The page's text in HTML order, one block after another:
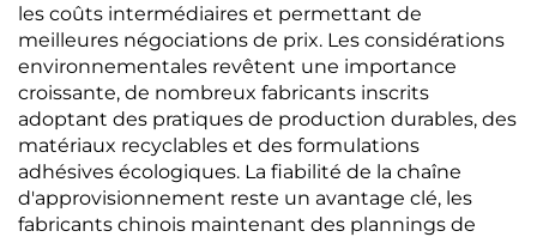
les coûts intermédiaires et permettant de
meilleures négociations de prix. Les considérations
environnementales revêtent une importance
croissante, de nombreux fabricants inscrits
adoptant des pratiques de production durables, des
matériaux recyclables et des formulations
adhésives écologiques. La fiabilité de la chaîne
d'approvisionnement reste un avantage clé, les
fabricants chinois maintenant des plannings de